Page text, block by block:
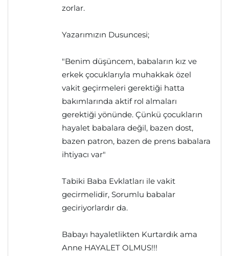
zorlar.
Yazarımızın Dusuncesi;
"Benim düşüncem, babaların kız ve
erkek çocuklarıyla muhakkak özel
vakit geçirmeleri gerektiği hatta
bakımlarında aktif rol almaları
gerektiği yönünde. Çünkü çocukların
hayalet babalara değil, bazen dost,
bazen patron, bazen de prens babalara
ihtiyacı var"
Tabiki Baba Evklatları ile vakit
gecirmelidir, Sorumlu babalar
geciriyorlardır da.
Babayı hayaletlikten Kurtardık ama
Anne HAYALET OLMUS!!!